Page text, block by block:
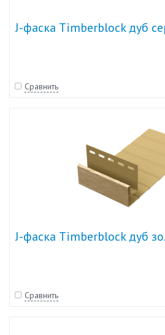
J-фаска Timberblock дуб
Сравнить
J-фаска Timberblock дуб
Сравнить